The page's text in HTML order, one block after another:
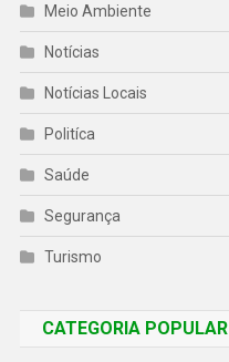
Meio Ambiente
Notícias
Notícias Locais
Politíca
Saúde
Segurança
Turismo
CATEGORIA POPULAR